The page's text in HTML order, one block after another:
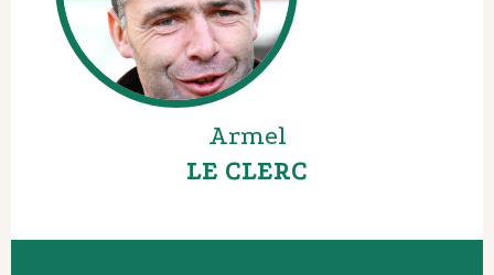
Armel
LE CLERC